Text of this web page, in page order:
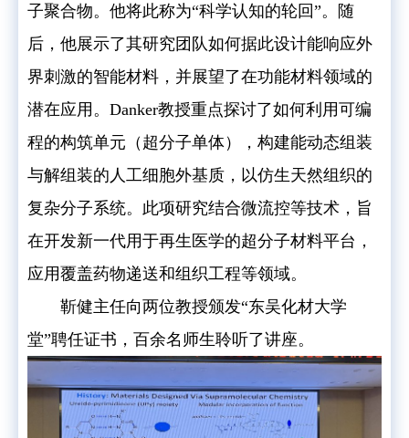
子聚合物。他将此称为“科学认知的轮回”。随
后，他展示了其研究团队如何据此设计能响应外
界刺激的智能材料，并展望了在功能材料领域的
潜在应用。Danker教授重点探讨了如何利用可编
程的构筑单元（超分子单体），构建能动态组装
与解组装的人工细胞外基质，以仿生天然组织的
复杂分子系统。此项研究结合微流控等技术，旨
在开发新一代用于再生医学的超分子材料平台，
应用覆盖药物递送和组织工程等领域。
靳健主任向两位教授颁发“东吴化材大学
堂”聘任证书，百余名师生聆听了讲座。